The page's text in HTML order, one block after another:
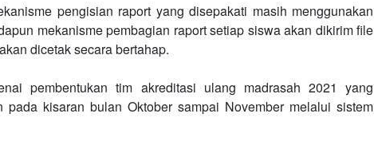
pengisian raport yang disepakati masih menggunakan
mekanisme pembagian raport setiap siswa akan dikirim file
dicetak secara bertahap.
pembentukan tim akreditasi ulang madrasah 2021 yang
pada kisaran bulan Oktober sampai November melalui sistem